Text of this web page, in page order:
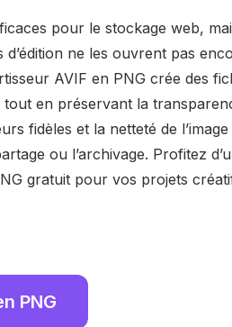
pour le stockage web,
ne les ouvrent pas
AVIF en PNG crée des
en préservant la
fidèles et la netteté de
ou l’archivage. Profitez
gratuit pour vos projets
PNG